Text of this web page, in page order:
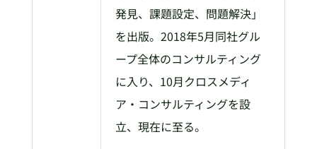
発見、課題設定、問題解決」
を出版。2018年5月同社グル
ープ全体のコンサルティング
に入り、10月クロスメディ
ア・コンサルティングを設
立、現在に至る。